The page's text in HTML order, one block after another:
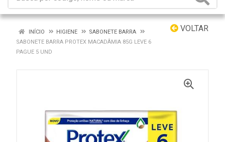
VOLTAR
INÍCIO HIGIENE
SABONETE BARRA
SABONETE BARRA PROTEX MACADÂMIA 85G LEVE 6
PAGUE 5 UND